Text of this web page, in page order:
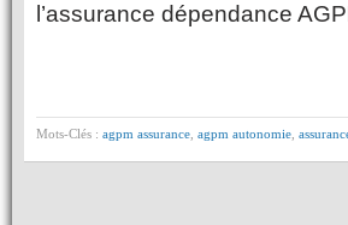
l’assurance dépendance
Mots-Clés : agpm assurance agpm autonomie